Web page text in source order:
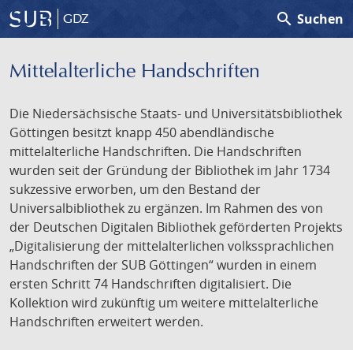
GDZ search Suchen
Mittelalterliche Handschriften
Die Niedersächsische Staats- und Universitätsbibliothek
Göttingen besitzt knapp 450 abendländische
mittelalterliche Handschriften. Die Handschriften
wurden seit der Gründung der Bibliothek im Jahr 1734
sukzessive erworben, um den Bestand der
Universalbibliothek zu ergänzen. Im Rahmen des von
der Deutschen Digitalen Bibliothek geförderten Projekts
„Digitalisierung der mittelalterlichen volkssprachlichen
Handschriften der SUB Göttingen“ wurden in einem
ersten Schritt 74 Handschriften digitalisiert. Die
Kollektion wird zukünftig um weitere mittelalterliche
Handschriften erweitert werden.